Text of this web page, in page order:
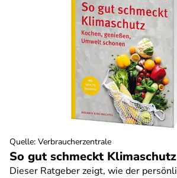
So gut schmeckt Klimaschutz
Dieser Ratgeber zeigt, wie der
Quelle: Verbraucherzentrale